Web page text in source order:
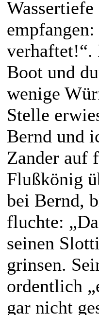
verhaftet!“.
Boot und
wenige
Stelle
Bernd und
Zander auf
Flußkönig
bei Bernd,
fluchte:
seinen
grinsen.
ordentlich
gar nicht